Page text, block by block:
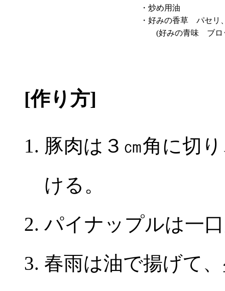
・炒め用油
・好みの香草 パセリ
(好みの青味 ブロ
[作り方]
豚肉は３㎝角に切
ける。
パイナップルは一
春雨は油で揚げて